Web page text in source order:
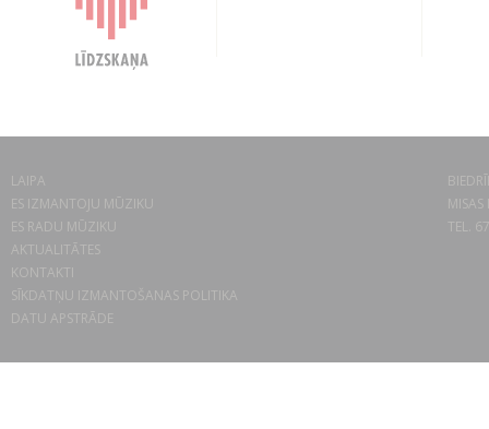
LAIPA
ES IZMANTOJU MŪZIKU
ES RADU MŪZIKU
AKTUALITĀTES
KONTAKTI
SĪKDATŅU IZMANTOŠANAS POLITIKA
DATU APSTRĀDE
TEL.